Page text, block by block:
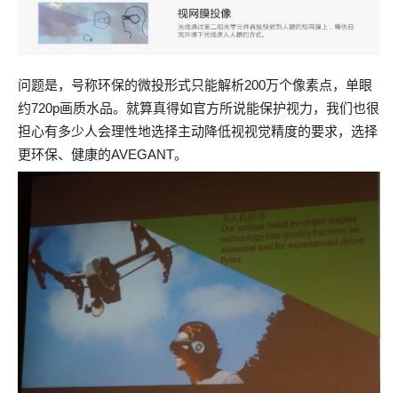
问题是，号称环保的微投形式只能解析200万个像素点，单眼
约720p画质水品。就算真得如官方所说能保护视力，我们也很
担心有多少人会理性地选择主动降低视视觉精度的要求，选择
更环保、健康的AVEGANT。